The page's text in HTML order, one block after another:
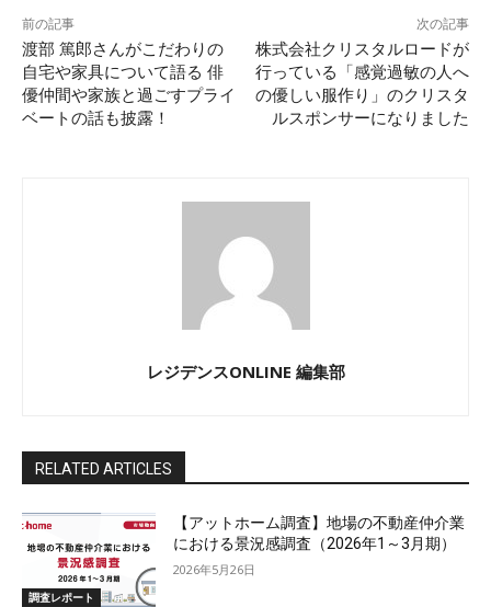
前の記事
渡部 篤郎さんがこだわりの
自宅や家具について語る 俳
優仲間や家族と過ごすプライ
ベートの話も披露！
次の記事
株式会社クリスタルロードが
行っている「感覚過敏の人へ
の優しい服作り」のクリスタ
ルスポンサーになりました
レジデンスONLINE 編集部
RELATED ARTICLES
調査レポート
【アットホーム調査】地場の不動産仲介業
における景況感調査（2026年1～3月期）
2026年5月26日